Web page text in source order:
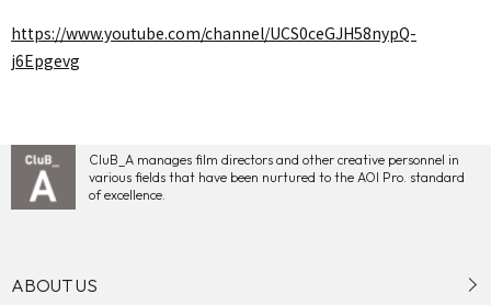
https://www.youtube.com/channel/UCS0ceGJH58nypQ-
j6Epgevg
CluB_A manages film directors and other creative personnel in
various fields that have been nurtured to the AOI Pro. standard
of excellence.
ABOUT US